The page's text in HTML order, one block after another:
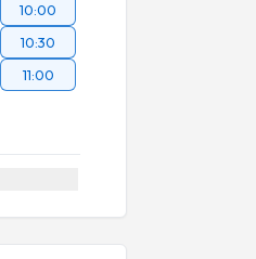
10:00
10:30
11:00